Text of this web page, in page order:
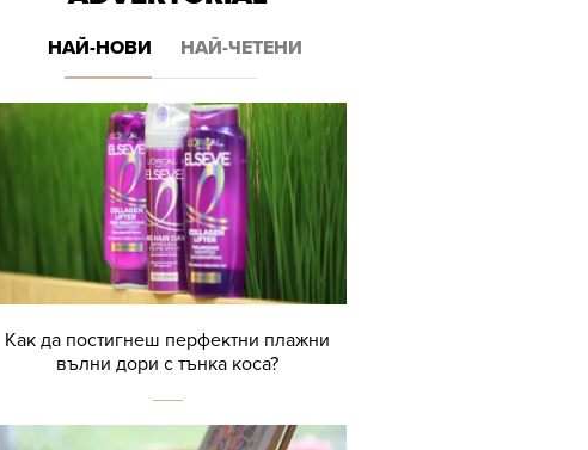
НАЙ-НОВИ НАЙ-ЧЕТЕНИ
Как да постигнеш перфектни плажни
вълни дори с тънка коса?